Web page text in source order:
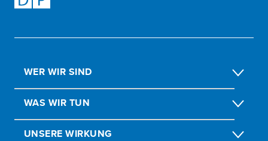
WER WIR SIND
WAS WIR TUN
UNSERE WIRKUNG